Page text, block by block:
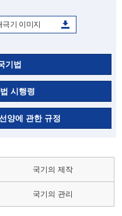
극기 이미지
기법
시행령
양에 관한 규정
국기의 제작
국기의 관리